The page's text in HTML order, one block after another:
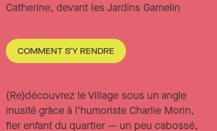
Catherine, devant les Jardins Gamelin
COMMENT S’Y RENDRE
(Re)découvrez le Village sous un angle
inusité grâce à l’humoriste Charlie Morin,
fier enfant du quartier — un peu cabossé,